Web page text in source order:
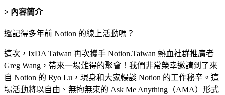
> 內容簡介
還記得多年前 Notion 的線上活動嗎？
這次，IxDA Taiwan 再次攜手 Notion.Taiwan 熱血社群推廣者
Greg Wang，帶來一場難得的聚會！我們非常榮幸邀請到了來
自 Notion 的 Ryo Lu，現身和大家暢談 Notion 的工作秘辛。這
場活動將以自由、無拘無束的 Ask Me Anything（AMA）形式